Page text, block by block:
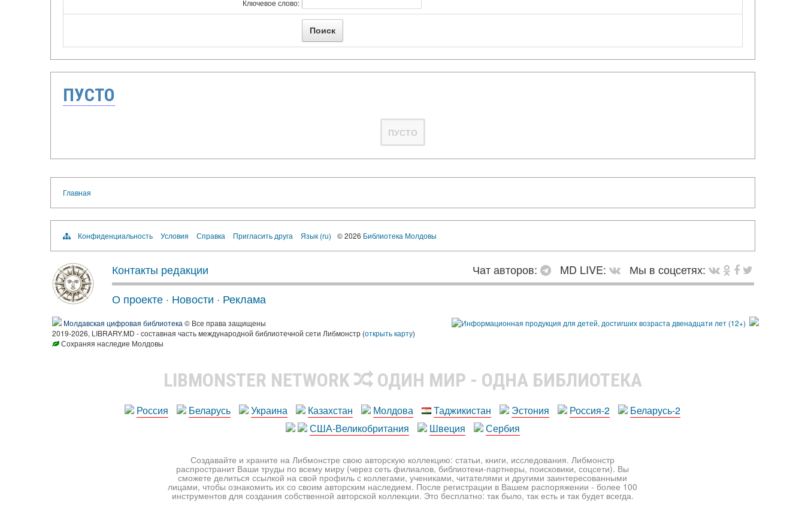
Ключевое слово:
ПУСТО
ПУСТО
Главная
Конфиденциальность Условия Справка Пригласить друга Язык (ru) © 2026 Библиотека Молдовы
Контакты редакции Чат авторов: MD LIVE:
Мы в соцсетях:
О проекте · Новости · Реклама
Молдавская цифровая библиотека © Все права защищены
2019-2026, LIBRARY.MD - составная часть международной библиотечной сети Либмонстр (открыть карту)
Сохраняя наследие Молдовы
LIBMONSTER NETWORK ОДИН МИР - ОДНА БИБЛИОТЕКА
Россия Беларусь Украина Казахстан Молдова Таджикистан Эстония Россия-2
Беларусь-2
США-Великобритания
Швеция Сербия
Создавайте и храните на Либмонстре свою авторскую коллекцию: статьи, книги, исследования. Либмонстр
распространит Ваши труды по всему миру (через сеть филиалов, библиотеки-партнеры, поисковики, соцсети). Вы
сможете делиться ссылкой на свой профиль с коллегами, учениками, читателями и другими заинтересованными
лицами, чтобы ознакомить их со своим авторским наследием. После регистрации в Вашем распоряжении - более 100
инструментов для создания собственной авторской коллекции. Это бесплатно: так было, так есть и так будет всегда.